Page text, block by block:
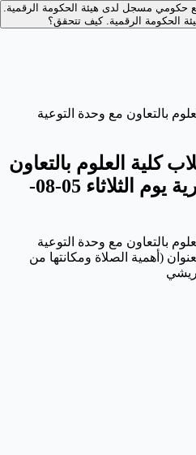
حكومي مسجل لدى هيئة الحكومة الرقمية.
الحكومة الرقمية.كيف تتحقق؟
بالتعاون مع وحدة التوعية
كلية العلوم بالتعاون
مع وحدة التوعية الفكرية يوم الثلاثاء 05-08-
بالتعاون مع وحدة التوعية
يوم الثلاثاء 05-08-1446 بعنوان (أهمية الصلاة ومكانتها من